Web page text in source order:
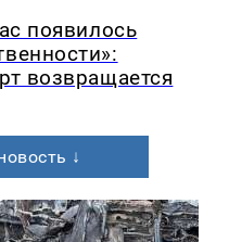
появилось
возвращается
↓